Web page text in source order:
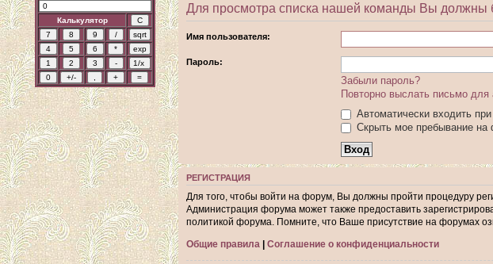
Калькулятор
Для просмотра списка нашей команды Вы должны
Имя пользователя:
Пароль:
Забыли пароль?
Повторно выслать письмо для
Автоматически входить
Скрыть мое пребывание на
РЕГИСТРАЦИЯ
Для того, чтобы войти на форум, Вы должны пройти процедуру
Администрация форума может также предоставить
политикой форума. Помните, что Ваше присутствие на форумах
Общие правила | Соглашение о конфиденциальности